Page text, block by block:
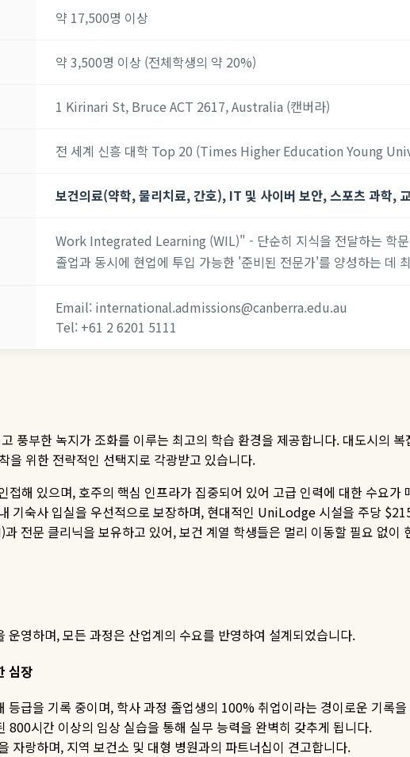
약 17,500명 이상
약 3,500명 이상 (전체학생의 약 20%)
1 Kirinari St, Bruce ACT 2617, Australia (캔버라)
전 세계 신흥 대학 Top 20 (Times Higher Education Young
보건의료(약학, 물리치료, 간호), IT 및 사이버 보안, 스포츠 과학,
Work Integrated Learning (WIL)" - 단순히 지식을 전달하는 학문
졸업과 동시에 현업에 투입 가능한 '준비된 전문가'를 양성하는 데
Email: international.admissions@canberra.edu.au
Tel: +61 2 6201 5111
풍부한 녹지가 조화를 이루는 최고의 학습 환경을 제공합니다. 대도시의
을 위한 전략적인 선택지로 각광받고 있습니다.
접해 있으며, 호주의 핵심 인프라가 집중되어 있어 고급 인력에 대한 수요가
기숙사 입실을 우선적으로 보장하며, 현대적인 UniLodge 시설을 주당
과 전문 클리닉을 보유하고 있어,보건 계열 학생들은 멀리 이동할 필요 없이
운영하며,모든 과정은 산업계의 수요를 반영하여 설계되었습니다.
심장
등급을 기록 중이며, 학사 과정 졸업생의 100% 취업이라는 경이로운 기록
800시간 이상의 임상 실습을 통해 실무 능력을 완벽히 갖추게 됩니다.
자랑하며, 지역 보건소 및 대형 병원과의 파트너십이 견고합니다.